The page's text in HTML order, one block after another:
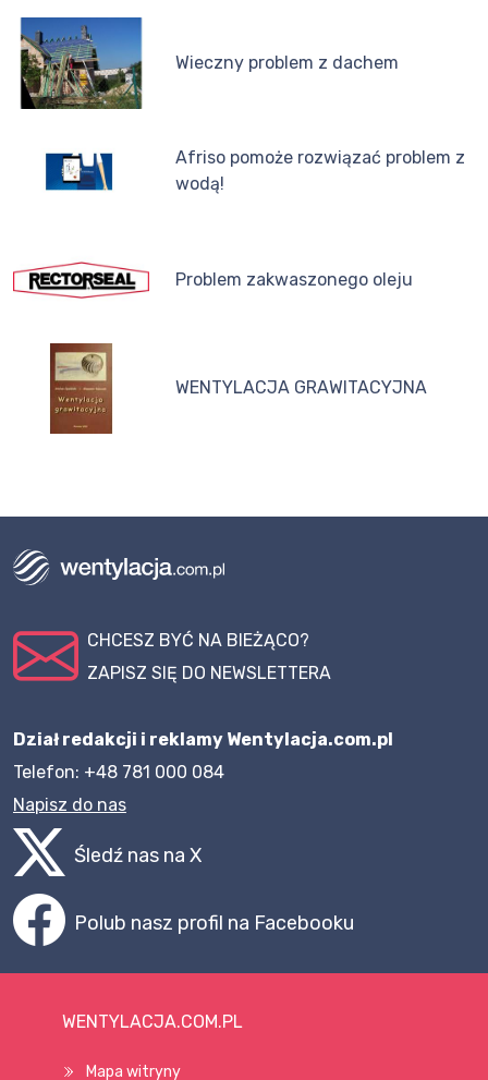
Wieczny problem z dachem
Afriso pomoże rozwiązać problem z
wodą!
Problem zakwaszonego oleju
WENTYLACJA GRAWITACYJNA
CHCESZ BYĆ NA BIEŻĄCO?
ZAPISZ SIĘ DO NEWSLETTERA
Dział redakcji i reklamy Wentylacja.com.pl
Telefon: +48 781 000 084
Napisz do nas
Śledź nas na X
Polub nasz profil na Facebooku
WENTYLACJA.COM.PL
Mapa witryny